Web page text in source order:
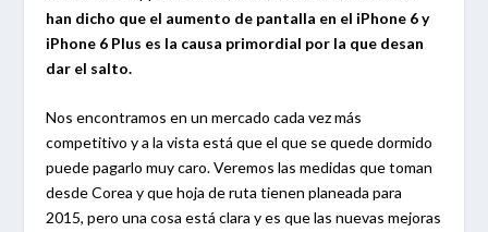
han dicho que el aumento de pantalla en el iPhone 6 y
iPhone 6 Plus es la causa primordial por la que desan
dar el salto.
Nos encontramos en un mercado cada vez más
competitivo y a la vista está que el que se quede dormido
puede pagarlo muy caro. Veremos las medidas que toman
desde Corea y que hoja de ruta tienen planeada para
2015, pero una cosa está clara y es que las nuevas mejoras